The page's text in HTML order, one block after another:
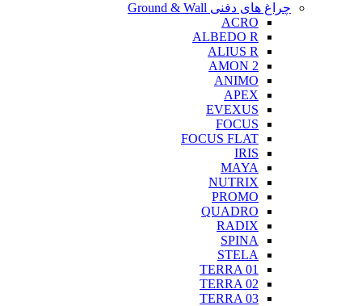
چراغ های دفنی Ground & Wall
ACRO
ALBEDO R
ALIUS R
AMON 2
ANIMO
APEX
EVEXUS
FOCUS
FOCUS FLAT
IRIS
MAYA
NUTRIX
PROMO
QUADRO
RADIX
SPINA
STELA
TERRA 01
TERRA 02
TERRA 03